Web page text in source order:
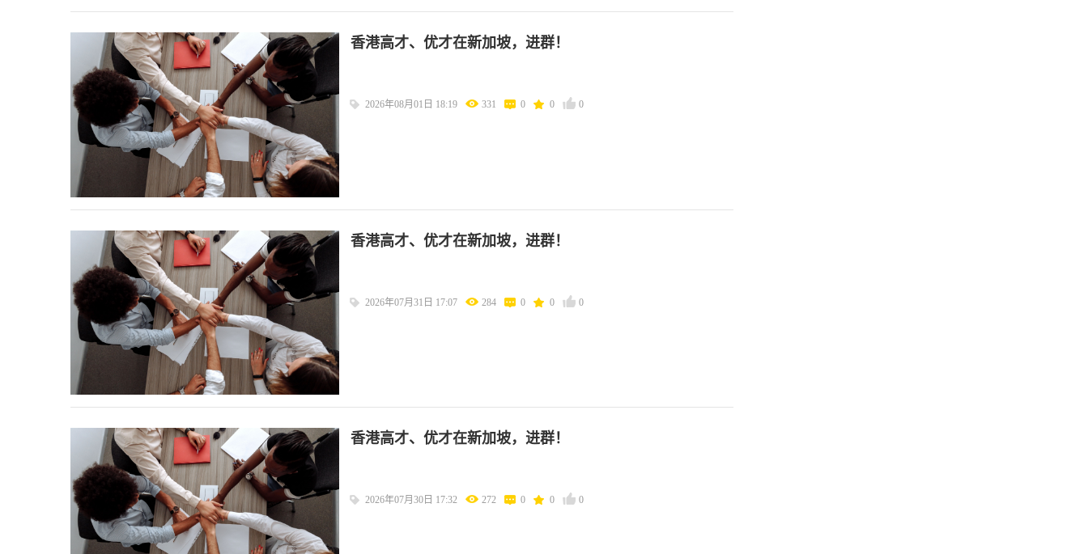
香港高才、优才在新加坡，进群！
2026年08月01日 18:19 331 0 0 0
香港高才、优才在新加坡，进群！
2026年07月31日 17:07 284 0 0 0
香港高才、优才在新加坡，进群！
2026年07月30日 17:32 272 0 0 0